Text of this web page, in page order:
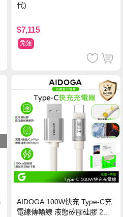
代)
$7,115
免運
AIDOGA 100W快充 Type-C充
電線傳輸線 液態矽膠硅膠 2M